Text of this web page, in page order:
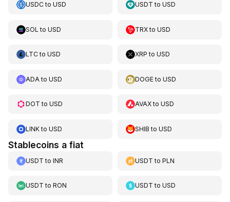
USDCto USD USDT toUSD
SOL to USD TRXtoUSD
LTCto USD XRP toUSD
ADA to USD DOGEtoUSD
DOT to USD AVAXtoUSD
LINKto USD SHIB toUSD
Stablecoins a fiat
USDT to INR USDT toPLN
USDT to RON USDT toUSD